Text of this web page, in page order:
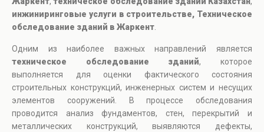
инжиниринговые услуги в строительстве, Техническое
обследование зданий в Жаркент
Одним из наиболее важных направлений является
техническое обследование зданий, которое
выполняется для оценки фактического состояния
строительных конструкций, инженерных систем и несущих
элементов сооружений. В процессе обследования
проводится анализ фундаментов, стен, перекрытий и
металлических конструкций, выявляются дефекты,